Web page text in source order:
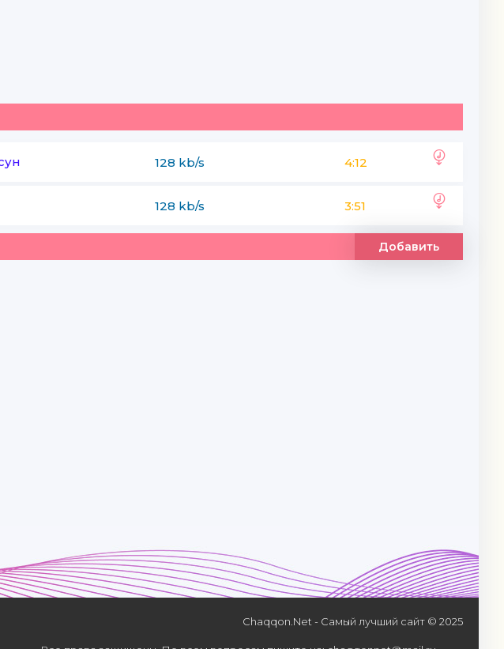
128 kb/s 4:12
128 kb/s 3:51
Добавить
Chaqqon.Net - Самый лучший сайт © 2025